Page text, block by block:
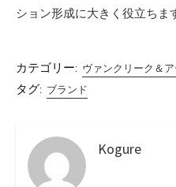
ション形成に大きく役立ちま
カテゴリー: ヴァンクリーク＆
タグ: ブランド
Kogure